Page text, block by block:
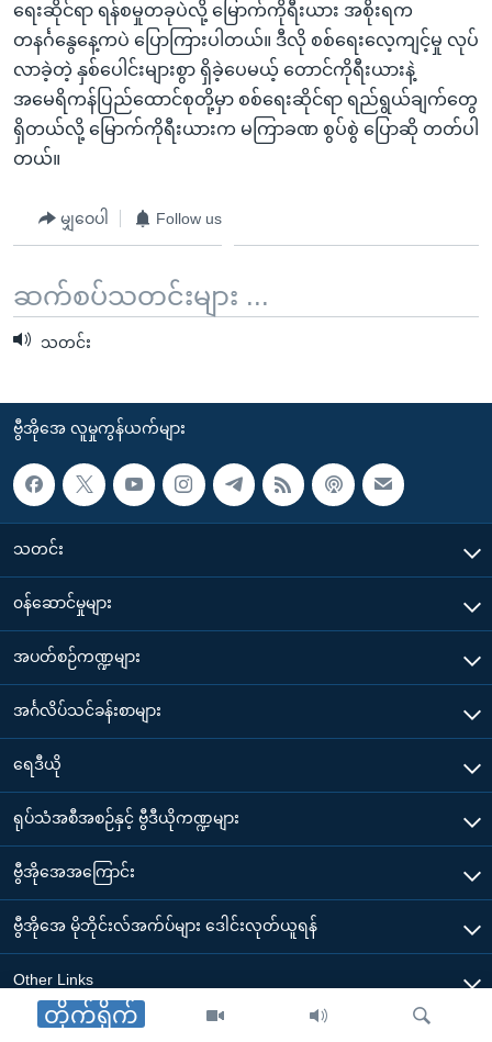
တိုက်ရိုက်
ရေးဆိုင်ရာ ရန်စမှုတခုပဲလို့ မြောက်ကိုရီးယား အစိုးရက
တနင်္ဂနွေနေ့ကပဲ ပြောကြားပါတယ်။ ဒီလို စစ်ရေးလေ့ကျင့်မှု လုပ်
လာခဲ့တဲ့ နှစ်ပေါင်းများစွာ ရှိခဲ့ပေမယ့် တောင်ကိုရီးယားနဲ့
အမေရိကန်ပြည်ထောင်စုတို့မှာ စစ်ရေးဆိုင်ရာ ရည်ရွယ်ချက်တွေ
ရှိတယ်လို့ မြောက်ကိုရီးယားက မကြာခဏ စွပ်စွဲ ပြောဆို တတ်ပါ
တယ်။
မျှဝေပါ Follow us
ဆက်စပ်သတင်းများ ...
သတင်း
ဗွီအိုအေ လူမှုကွန်ယက်များ
သတင်း
၀န်ဆောင်မှုများ
အပတ်စဉ်ကဏ္ဍများ
အင်္ဂလိပ်သင်ခန်းစာများ
ရေဒီယို
ရုပ်သံအစီအစဉ်နှင့် ဗွီဒီယိုကဏ္ဍများ
ဗွီအိုအေအကြောင်း
ဗွီအိုအေ မိုဘိုင်းလ်အက်ပ်များ ဒေါင်းလုတ်ယူရန်
Other Links